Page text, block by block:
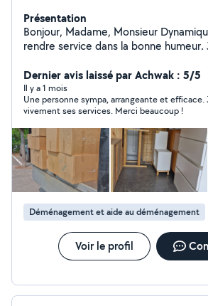
Présentation
Bonjour, Madame, Monsieur Dynamique,serieux , j'aime
rendre service dans la bonne humeur.
tâches. J'ai l'habitude, bonne
domaine de déménagement (machine
et tous genres j ai un diable qui peut servir) Aide
polyvalente que ce soit pour demonter ou remonter
des meubles, je m'adapte à vos
questions n'hésitez pas à me
Dernier avis laissé par Achwak : 5/5
Il y a 1 mois
Une personne sympa, arrangeante et
vivement ses services. Merci beaucoup !
Déménagement et aide au déménagement
Voir le profil